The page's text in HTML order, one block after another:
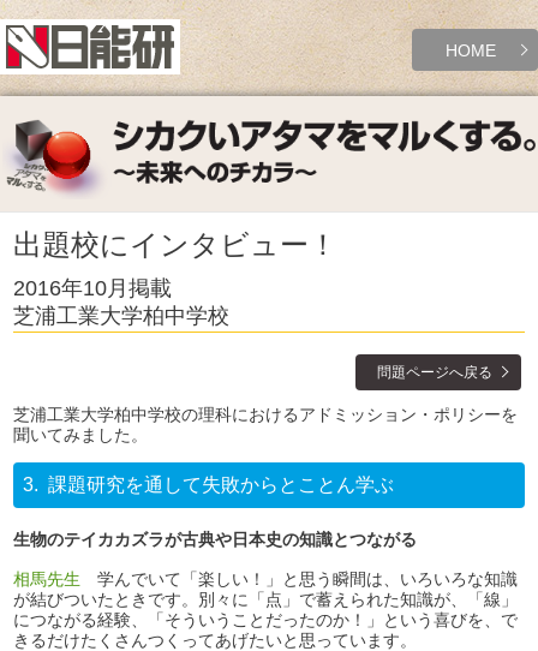
HOME
出題校にインタビュー！
2016年10月掲載
芝浦工業大学柏中学校
問題ページへ戻る
芝浦工業大学柏中学校の理科におけるアドミッション・ポリシーを
聞いてみました。
3. 課題研究を通して失敗からとことん学ぶ
生物のテイカカズラが古典や日本史の知識とつながる
相馬先生 学んでいて「楽しい！」と思う瞬間は、いろいろな知識
が結びついたときです。別々に「点」で蓄えられた知識が、「線」
につながる経験、「そういうことだったのか！」という喜びを、で
きるだけたくさんつくってあげたいと思っています。